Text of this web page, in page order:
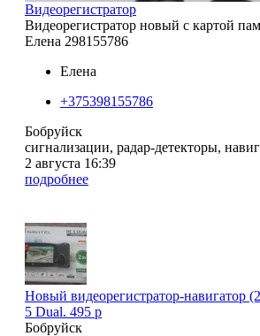
Видеорегистратор
Видеорегистратор новый с картой
Елена 298155786
Елена
+375398155786
Бобруйск
сигнализации, радар-детекторы,
2 августа 16:39
подробнее
Новый видеорегистратор-навигатор
5 Dual. 495 р
Бобруйск